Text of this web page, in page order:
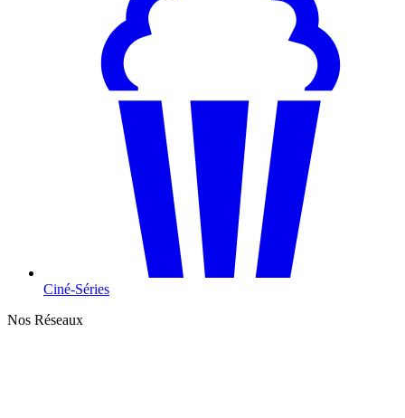
Ciné-Séries
Nos Réseaux